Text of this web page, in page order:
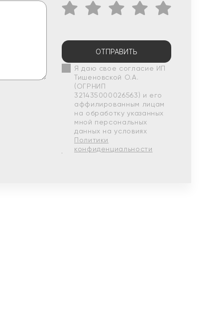
ОТПРАВИТЬ
Я даю свое согласие ИП
Тишеновской О.А.
(ОГРНИП
321435000026563) и его
аффилированным лицам
на обработку указанных
мной персональных
данных на условиях
Политики
конфиденциальности